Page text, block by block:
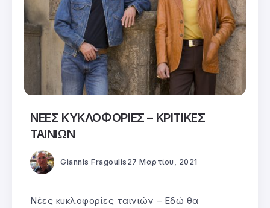
ΝΕΕΣ ΚΥΚΛΟΦΟΡΙΕΣ – ΚΡΙΤΙΚΕΣ
ΤΑΙΝΙΩΝ
Giannis Fragoulis 27 Μαρτίου, 2021
Νέες κυκλοφορίες ταινιών – Εδώ θα